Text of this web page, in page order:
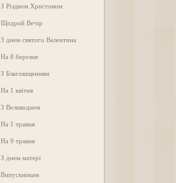
З Різдвом Христовим
Щедрий Вечір
З днем святого Валентина
На 8 березня
З Благовіщенням
На 1 квітня
З Великоднем
На 1 травня
На 9 травня
З днем матері
Випускникам